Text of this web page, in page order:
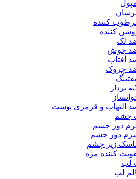
آمپول
آبرسان
کننده
کننده
لک
جوش
آفتاب
چروک
بردار
التهاب و قرمزی پوست
چشم
دور چشم
دور چشم
زیر چشم
کننده مژه
لب
لب